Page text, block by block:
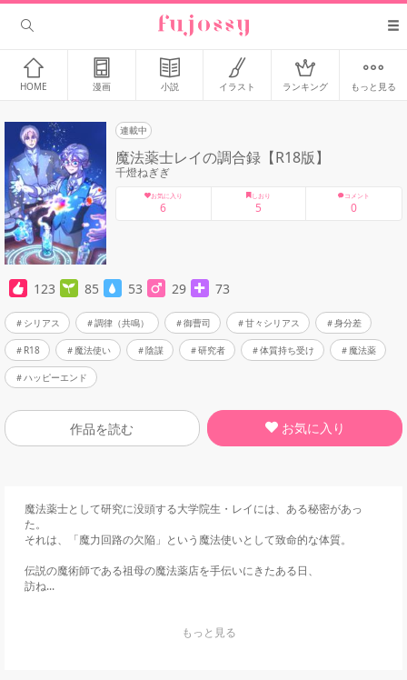
HOME 漫画 小説 イラスト ランキング もっと見る
連載中
魔法薬士レイの調合録【R18版】
千燈ねぎぎ
お気に入り
6
しおり
5
コメント
0
123 85 53 29 73
シリアス 調律（共鳴） 御曹司 甘々シリアス 身分差
R18 魔法使い 陰謀 研究者 体質持ち受け 魔法薬
ハッピーエンド
作品を読む お気に入り
魔法薬士として研究に没頭する大学院生・レイには、ある秘密があっ
た。
それは、「魔力回路の欠陥」という魔法使いとして致命的な体質。
伝説の魔術師である祖母の魔法薬店を手伝いにきたある日、
訪ね...